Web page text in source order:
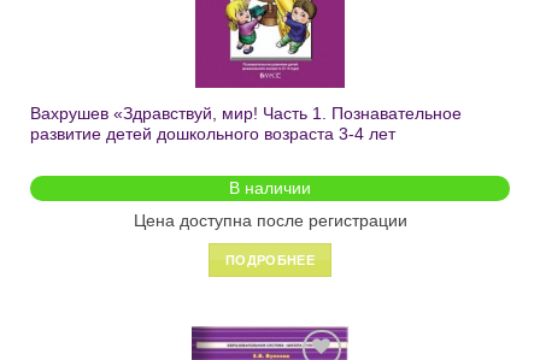
Вахрушев «Здравствуй, мир! Часть 1. Познавательное
развитие детей дошкольного возраста 3-4 лет
В наличии
Цена доступна после регистрации
ПОДРОБНЕЕ